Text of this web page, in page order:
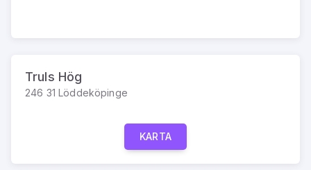
Truls Hög
246 31 Löddeköpinge
KARTA